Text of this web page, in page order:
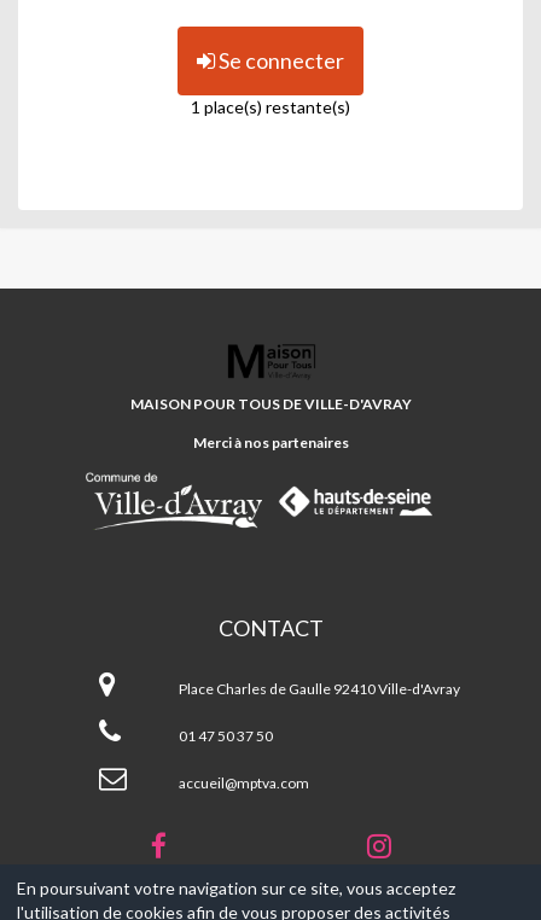
Se connecter
1 place(s) restante(s)
MAISON
POUR
TOUS
VILLE-
MAISON POUR TOUS DE VILLE-D'AVRAY
Merci à nos partenaires
CONTACT
Pour
Tous
Ville-
Place Charles de Gaulle 92410 Ville-d'Avray
01 47 50 37 50
accueil@mptva.com
En poursuivant votre navigation sur ce site, vous acceptez
l'utilisation de cookies afin de vous proposer des activités